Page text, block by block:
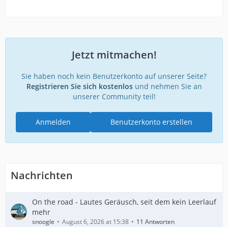
Jetzt mitmachen!
Sie haben noch kein Benutzerkonto auf unserer Seite?
Registrieren Sie sich kostenlosund nehmen Sie an
unserer Community teil!
Benutzerkonto erstellen
Anmelden
Nachrichten
On the road - Lautes Geräusch, seit dem kein Leerlauf
mehr
snoogle August 6, 2026 at 15:38 11 Antworten